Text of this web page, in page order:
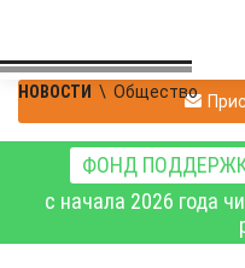
НОВОСТИ \ Общество
ФОНД
с начала 2026 года